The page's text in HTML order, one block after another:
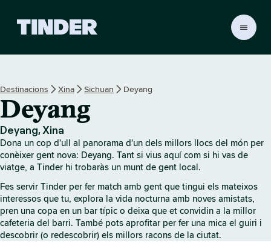
r
c
i
Destinacions Xina Sichuan Deyang
Deyang
Deyang, Xina
Dona un cop d'ull al panorama d'un dels millors llocs del món per
conèixer gent nova: Deyang. Tant si vius aquí com si hi vas de
viatge, a Tinder hi trobaràs un munt de gent local.
Fes servir Tinder per fer match amb gent que tingui els mateixos
interessos que tu, explora la vida nocturna amb noves amistats,
pren una copa en un bar típic o deixa que et convidin a la millor
cafeteria del barri. També pots aprofitar per fer una mica el guiri i
descobrir (o redescobrir) els millors racons de la ciutat.